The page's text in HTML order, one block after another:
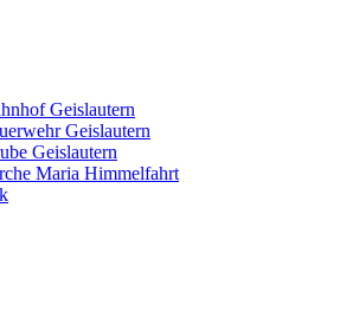
Geislautern
Geislautern
Geislautern
Maria Himmelfahrt